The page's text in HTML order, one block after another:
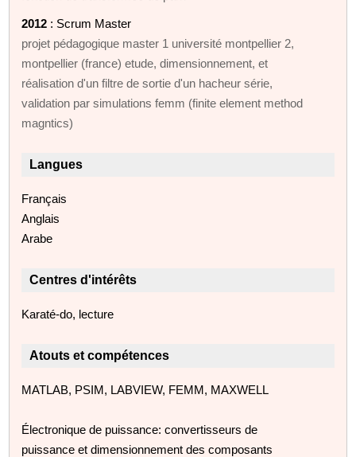
2012 : Scrum Master
projet pédagogique master 1 université montpellier 2,
montpellier (france) etude, dimensionnement, et
réalisation d'un filtre de sortie d'un hacheur série,
validation par simulations femm (finite element method
magntics)
Langues
Français
Anglais
Arabe
Centres d'intérêts
Karaté-do, lecture
Atouts et compétences
MATLAB, PSIM, LABVIEW, FEMM, MAXWELL
Électronique de puissance: convertisseurs de
puissance et dimensionnement des composants